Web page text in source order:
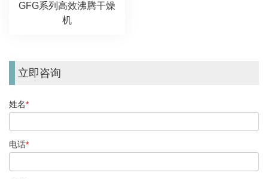
GFG系列高效沸腾干燥
机
立即咨询
姓名*
电话*